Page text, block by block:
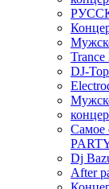
DJ-
Самое
Dj
After